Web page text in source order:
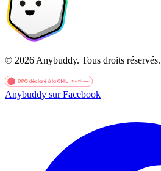
© 2026 Anybuddy. Tous droits réservés.
Anybuddy sur Facebook